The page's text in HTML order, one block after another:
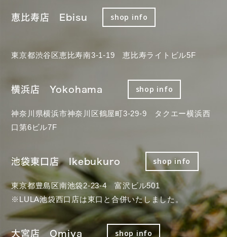
恵比寿店 Ebisu shop info
東京都渋谷区恵比寿南3-1-19 恵比寿ライトビル5F
横浜店 Yokohama shop info
神奈川県横浜市神奈川区鶴屋町3-29-9 タクエー横浜西
口第6ビル7F
池袋東口店 Ikebukuro shop info
東京都豊島区南池袋2-23-4 富沢ビル501
※LULA池袋西口店は東口と合併いたしました。
大宮店 Omiya shop info